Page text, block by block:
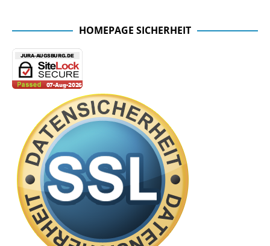
HOMEPAGE SICHERHEIT